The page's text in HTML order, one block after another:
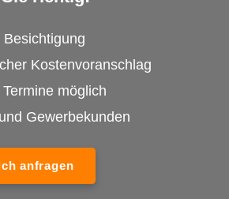
Kostenvoranschlag
möglich
Gewerbekunden
anfragen